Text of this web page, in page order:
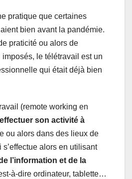
pratique que certaines
bien avant la pandémie.
praticité ou alors de
le télétravail est un
qui était déjà bien
(remote working en
effectuer son activité à
ou alors dans des lieux de
s’effectue alors en utilisant
l’information et de la
à-dire ordinateur, tablette…